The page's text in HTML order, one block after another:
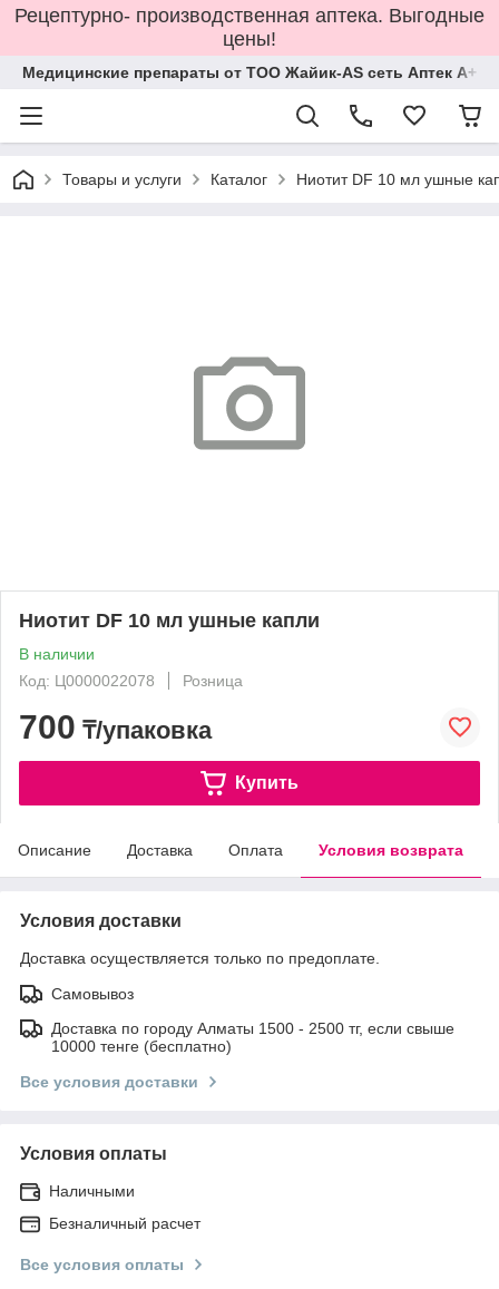
Рецептурно- производственная аптека. Выгодные
цены!
Медицинские препараты от ТОО Жайик-AS сеть Аптек А+
Товары и услуги Каталог Ниотит DF 10 мл ушные
Ниотит DF 10 мл ушные капли
В наличии
Код: Ц0000022078
Розница
700 ₸/упаковка
Купить
Описание Доставка Оплата Условия возврата
Условия доставки
Доставка осуществляется только по предоплате.
Самовывоз
Доставка по городу Алматы 1500 - 2500 тг, если свыше
10000 тенге (бесплатно)
Все условия доставки
Условия оплаты
Наличными
Безналичный расчет
Все условия оплаты